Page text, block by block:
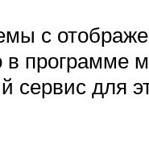
с
программе
сервис для